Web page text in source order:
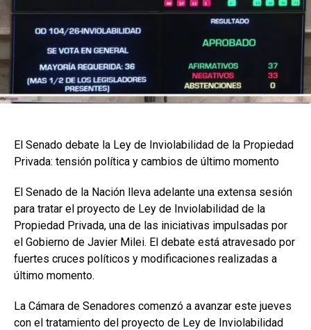
El Senado debate la Ley de Inviolabilidad de la Propiedad
Privada: tensión política y cambios de último momento
El Senado de la Nación lleva adelante una extensa sesión
para tratar el proyecto de Ley de Inviolabilidad de la
Propiedad Privada, una de las iniciativas impulsadas por
el Gobierno de Javier Milei. El debate está atravesado por
fuertes cruces políticos y modificaciones realizadas a
último momento.
La Cámara de Senadores comenzó a avanzar este jueves
con el tratamiento del proyecto de Ley de Inviolabilidad